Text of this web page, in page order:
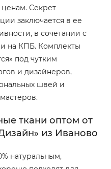
Секрет
заключается в ее
в сочетании с
на КПБ. Комплекты
под чутким
и дизайнеров,
швей и
ткани оптом от
из Иваново
натуральным,